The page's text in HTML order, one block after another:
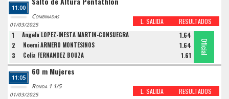
11:00
Combinadas
L. SALIDA RESULTADOS
01/03/2025
1 Angela LOPEZ-IÑESTA MARTIN-CONSUEGRA 1.64
Oficial
2 Noemi ARMERO MONTESINOS 1.64 Oficial
3 Celia FERNANDEZ BOUZA 1.61
Oficial
11:05
60 m Mujeres
Ronda 1 1/5
L. SALIDA RESULTADOS
01/03/2025